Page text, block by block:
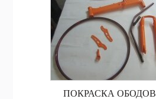
ПОКРАСКА ОБОДОВ